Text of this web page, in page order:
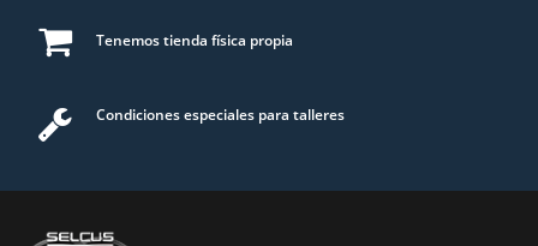
Tenemos tienda física propia
Condiciones especiales para talleres